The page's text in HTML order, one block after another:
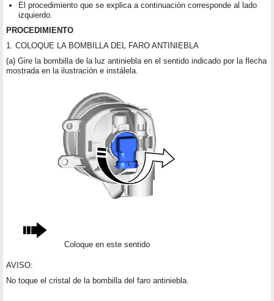
El procedimiento que se explica a continuación corresponde al lado
izquierdo.
PROCEDIMIENTO
1. COLOQUE LA BOMBILLA DEL FARO ANTINIEBLA
(a) Gire la bombilla de la luz antiniebla en el sentido indicado por la flecha
mostrada en la ilustración e instálela.
Coloque en este sentido
AVISO:
No toque el cristal de la bombilla del faro antiniebla.